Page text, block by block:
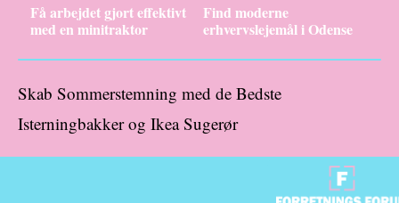
Få arbejdet gjort effektivt
med en minitraktor
Find moderne
erhvervslejemål i Odense
Skab Sommerstemning med de Bedste
Isterningbakker og Ikea Sugerør